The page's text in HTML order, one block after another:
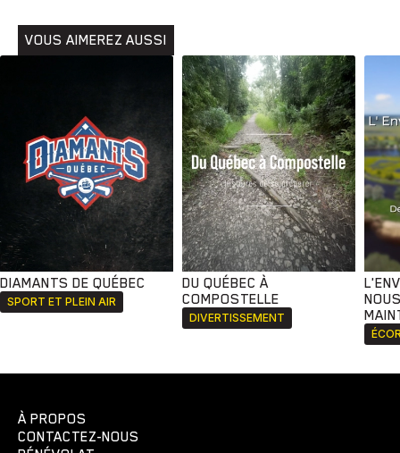
VOUS AIMEREZ AUSSI
DIAMANTS DE QUÉBEC
SPORT ET PLEIN AIR
DU QUÉBEC À
COMPOSTELLE
DIVERTISSEMENT
À PROPOS
CONTACTEZ-NOUS